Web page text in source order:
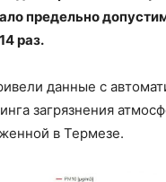
предельно
раз.
данные с
загрязнения
в Термезе.